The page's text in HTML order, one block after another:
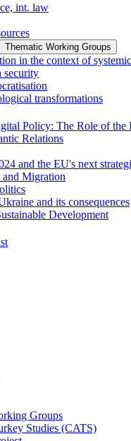
int. law
Thematic Working Groups
in the context of
security
transformations
Policy: The Role of
Relations
and the EU's next
and Migration
and its consequences
Development
Groups
Studies (CATS)